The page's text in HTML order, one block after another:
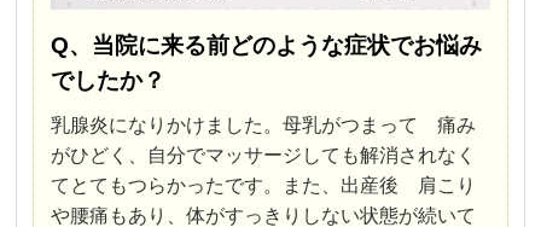
Q、当院に来る前どのような症状でお悩み
でしたか？
乳腺炎になりかけました。母乳がつまって 痛み
がひどく、
自分でマッサージしても解消されなく
て とてもつらかったです。また、出産後 肩こり
や腰痛もあり、体がすっきりしない状態が続いて